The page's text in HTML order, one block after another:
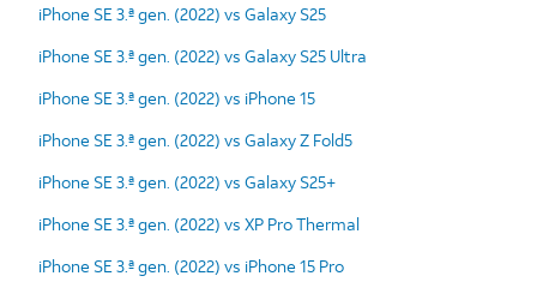
iPhone SE 3.ª gen. (2022) vs Galaxy S25
iPhone SE 3.ª gen. (2022) vs Galaxy S25 Ultra
iPhone SE 3.ª gen. (2022) vs iPhone 15
iPhone SE 3.ª gen. (2022) vs Galaxy Z Fold5
iPhone SE 3.ª gen. (2022) vs Galaxy S25+
iPhone SE 3.ª gen. (2022) vs XP Pro Thermal
iPhone SE 3.ª gen. (2022) vs iPhone 15 Pro